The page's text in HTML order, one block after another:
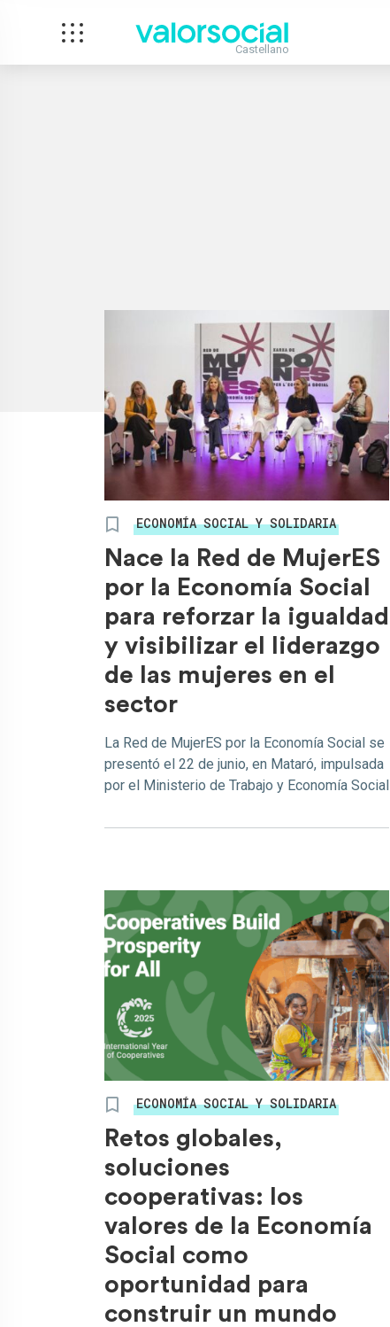
Castellano
ECONOMÍA SOCIAL Y SOLIDARIA
Nace la Red de MujerES
por la Economía Social
para reforzar la igualdad
y visibilizar el liderazgo
de las mujeres en el
sector
La Red de MujerES por la Economía Social se
presentó el 22 de junio, en Mataró, impulsada
por el Ministerio de Trabajo y Economía Social
ECONOMÍA SOCIAL Y SOLIDARIA
Retos globales,
soluciones
cooperativas: los
valores de la Economía
Social como
oportunidad para
construir un mundo